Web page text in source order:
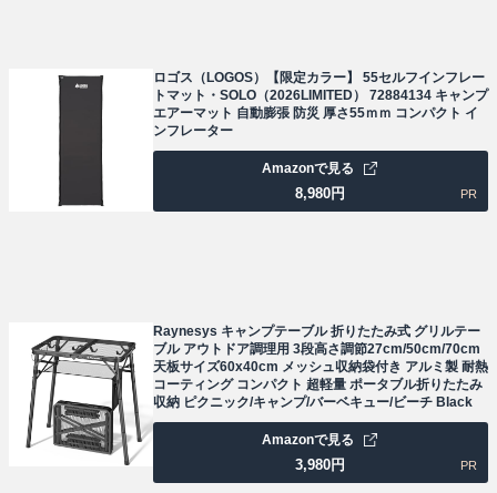
ロゴス（LOGOS）【限定カラー】 55セルフインフレー
トマット・SOLO（2026LIMITED） 72884134 キャンプ
エアーマット 自動膨張 防災 厚さ55ｍｍ コンパクト イ
ンフレーター
8,980円
Amazonで見る
PR
Raynesys キャンプテーブル 折りたたみ式 グリルテー
ブル アウトドア調理用 3段高さ調節27cm/50cm/70cm
天板サイズ60x40cm メッシュ収納袋付き アルミ製 耐熱
コーティング コンパクト 超軽量 ポータブル折りたたみ
収納 ピクニック/キャンプ/バーベキュー/ビーチ Black
3,980円
Amazonで見る
PR